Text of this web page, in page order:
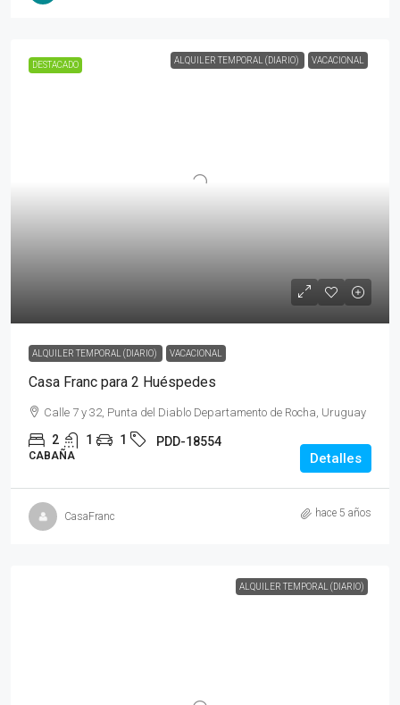
DESTACADO ALQUILER TEMPORAL (DIARIO) VACACIONAL
ALQUILER TEMPORAL (DIARIO) VACACIONAL
Casa Franc para 2 Huéspedes
Calle 7 y 32, Punta del Diablo Departamento de Rocha, Uruguay
2 1 1 PDD-18554
CABAÑA Detalles
CasaFranc hace 5 años
ALQUILER TEMPORAL (DIARIO)